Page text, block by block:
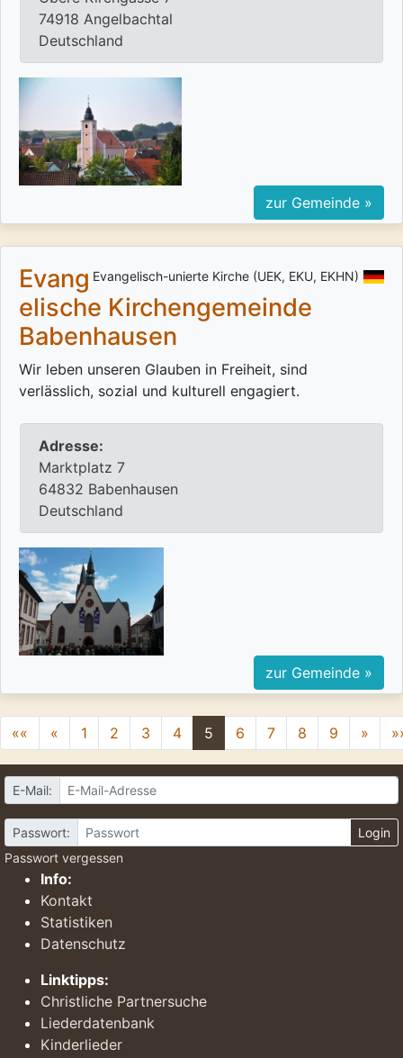
74918 Angelbachtal
Deutschland
zur Gemeinde »
Evangelisch-unierte Kirche (UEK, EKU, EKHN)
Evang
elische Kirchengemeinde
Babenhausen
Wir leben unseren Glauben in Freiheit, sind
verlässlich, sozial und kulturell engagiert.
Adresse:
Marktplatz 7
64832 Babenhausen
Deutschland
zur Gemeinde »
«« « 1 2 3 4 5 6 7 8 9 »
E-Mail:
Passwort:
Login
Passwort vergessen
Info:
Kontakt
Statistiken
Datenschutz
Linktipps:
Christliche Partnersuche
Liederdatenbank
Kinderlieder